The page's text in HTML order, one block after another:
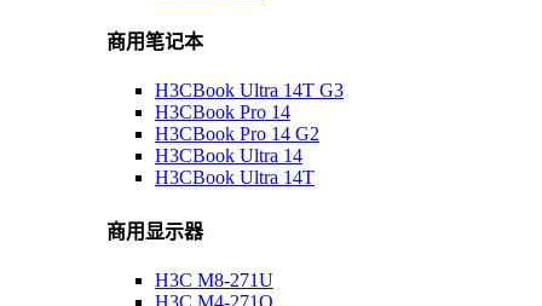
商用笔记本
H3CBook Ultra 14T G3
H3CBook Pro 14
H3CBook Pro 14 G2
H3CBook Ultra 14
H3CBook Ultra 14T
商用显示器
H3C M8-271U
H3C M4-271Q